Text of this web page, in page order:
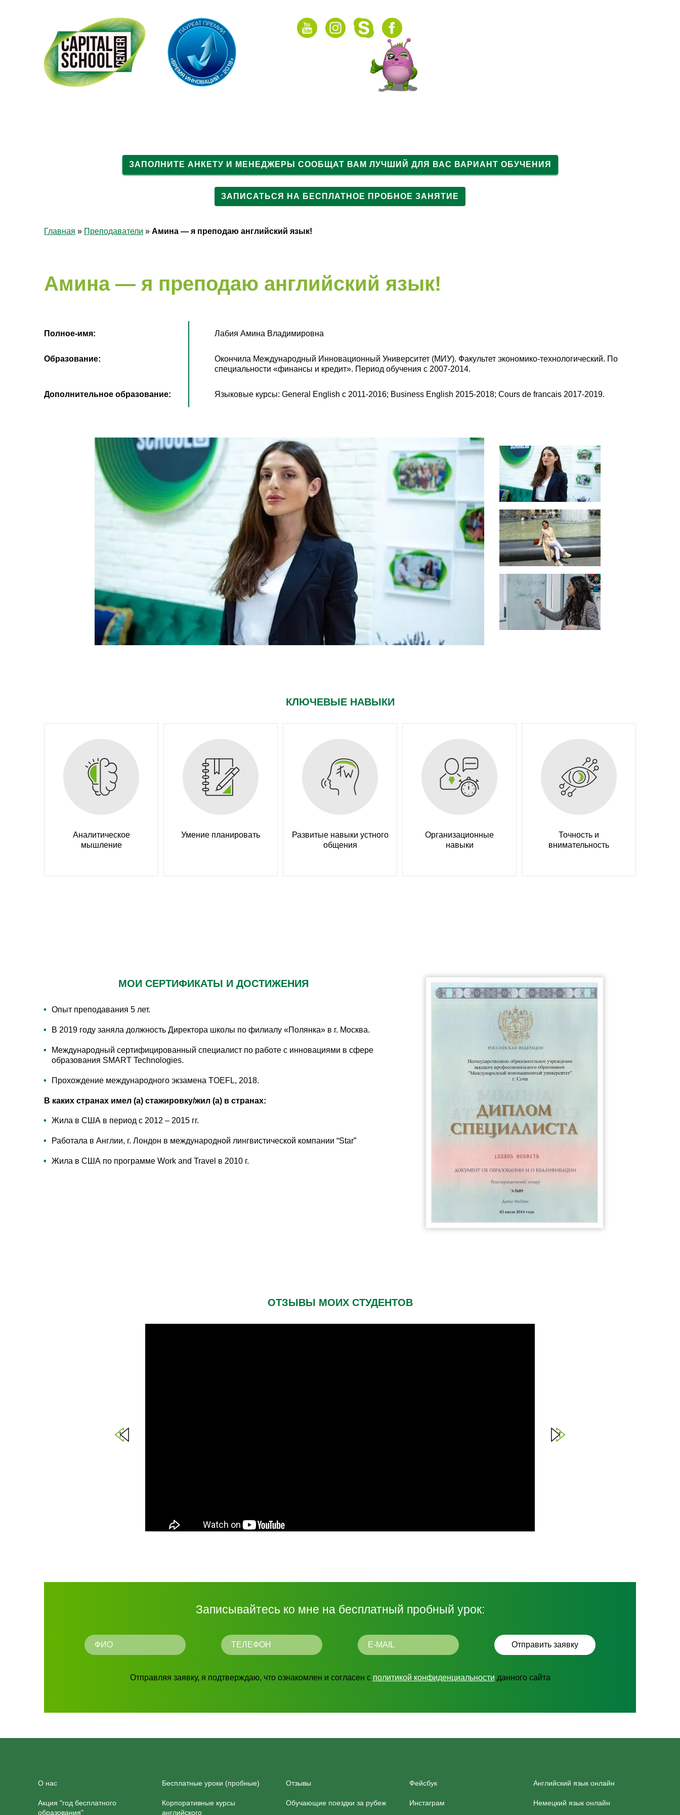
ЗАПОЛНИТЕ АНКЕТУ И МЕНЕДЖЕРЫ СООБЩАТ ВАМ ЛУЧШИЙ ДЛЯ ВАС ВАРИАНТ ОБУЧЕНИЯ
ЗАПИСАТЬСЯ НА БЕСПЛАТНОЕ ПРОБНОЕ ЗАНЯТИЕ
Главная » Преподаватели » Амина — я преподаю английский язык!
Амина — я преподаю английский язык!
Полное-имя: Лабия Амина Владимировна
Образование:
Окончила Международный Инновационный Университет (МИУ). Факультет экономико-технологический. По
специальности «финансы и кредит». Период обучения с 2007-2014.
Дополнительное образование: Языковые курсы: General English c 2011-2016; Business English 2015-2018; Cours de francais 2017-2019.
КЛЮЧЕВЫЕ НАВЫКИ
Аналитическое
мышление
Умение планировать
Развитые навыки устного
общения
Организационные
навыки
Точность и
внимательность
МОИ СЕРТИФИКАТЫ И ДОСТИЖЕНИЯ
Опыт преподавания 5 лет.
В 2019 году заняла должность Директора школы по филиалу «Полянка» в г. Москва.
Международный сертифицированный специалист по работе с инновациями в сфере
образования SMART Technologies.
Прохождение международного экзамена TOEFL, 2018.
В каких странах имел (а) стажировку/жил (а) в странах:
Жила в США в период с 2012 – 2015 гг.
Работала в Англии, г. Лондон в международной лингвистической компании “Star”
Жила в США по программе Work and Travel в 2010 г.
ОТЗЫВЫ МОИХ СТУДЕНТОВ
Записывайтесь ко мне на бесплатный пробный урок:
Отправляя заявку, я подтверждаю, что ознакомлен и согласен с политикой конфиденциальности данного сайта
О нас
Акция "год бесплатного
образования"
Бесплатные уроки (пробные)
Корпоративные курсы
английского
Отзывы
Обучающие поездки за рубеж
Фейсбук
Инстаграм
Английский язык онлайн
Немецкий язык онлайн